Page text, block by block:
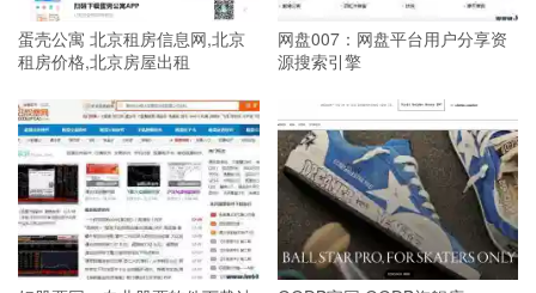
蛋壳公寓 北京租房信息网,北京
租房价格,北京房屋出租
网盘007：网盘平台用户分享资
源搜索引擎